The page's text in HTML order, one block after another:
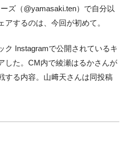
ズ（@yamasaki.ten）で自分以
するのは、今回が初めて。
ク Instagramで公開されているキ
した。CM内で綾瀬はるかさんが
する内容。山﨑天さんは同投稿